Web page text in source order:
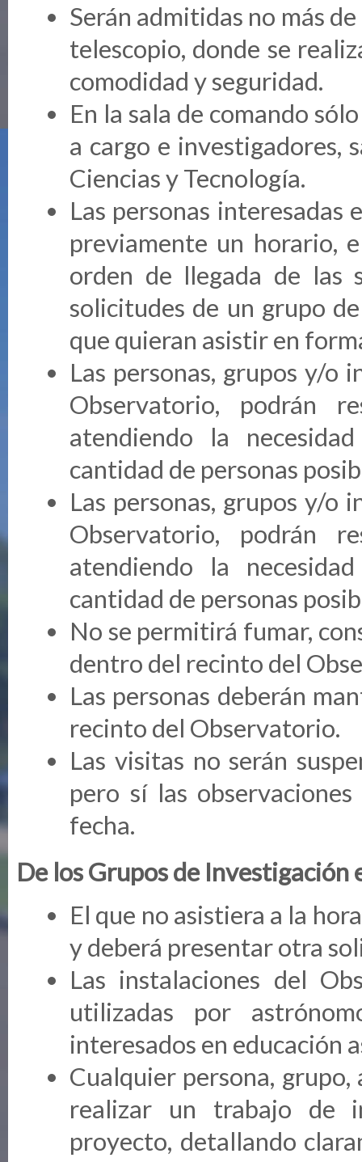
Serán admitidas no más
telescopio, donde se
comodidad y seguridad.
En la sala de comando
a cargo e investigadores,
Ciencias y Tecnología.
Las personas
previamente un horario,
orden de llegada de las
solicitudes de un grupo
que quieran asistir en
Las personas, grupos y/o
Observatorio, podrán
atendiendo la
cantidad de personas
Las personas, grupos y/o
Observatorio, podrán
atendiendo la
cantidad de personas
No se permitirá fumar,
dentro del recinto del
Las personas deberán
recinto del Observatorio.
Las visitas no serán
pero sí las
fecha.
De los Grupos de Investigación
El que no asistiera a la
y deberá presentar otra
Las instalaciones del
utilizadas por
interesados en educación
Cualquier persona,
realizar un trabajo de
proyecto, detallando